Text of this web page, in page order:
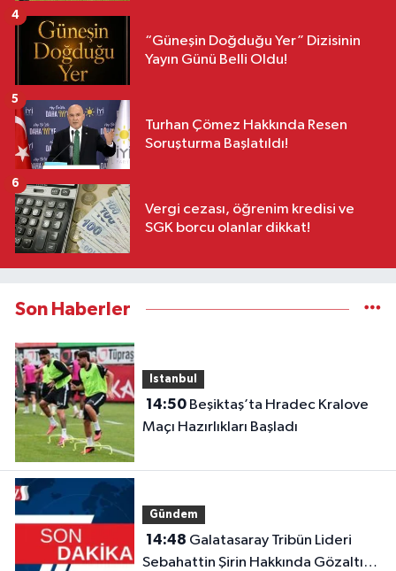
“Güneşin Doğduğu Yer” Dizisinin
Yayın Günü Belli Oldu!
4
Turhan Çömez Hakkında Resen
Soruşturma Başlatıldı!
5
Vergi cezası, öğrenim kredisi ve
SGK borcu olanlar dikkat!
6
Son Haberler
Istanbul
14:50Beşiktaş’ta Hradec Kralove
Maçı Hazırlıkları Başladı
Gündem
14:48
Sebahattin Şirin Hakkında Gözaltı